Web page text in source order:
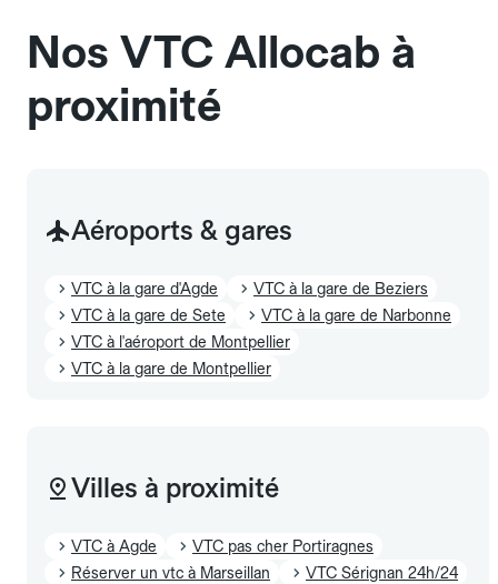
Nos VTC Allocab à
proximité
Aéroports & gares
VTC à la gare d'Agde
VTC à la gare de Beziers
VTC à la gare de Sete
VTC à la gare de Narbonne
VTC à l'aéroport de Montpellier
VTC à la gare de Montpellier
Villes à proximité
VTC à Agde
VTC pas cher Portiragnes
Réserver un vtc à Marseillan
VTC Sérignan 24h/24